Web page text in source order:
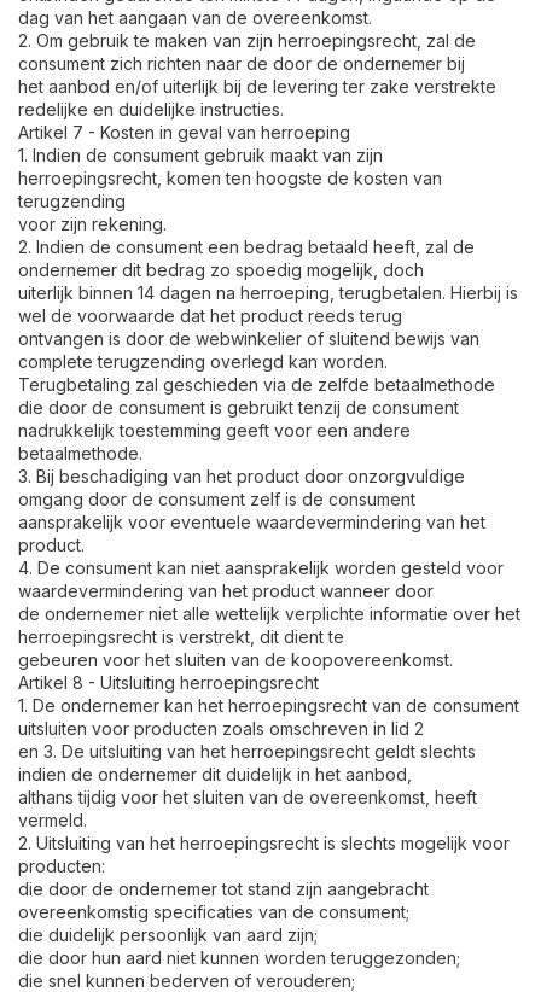
dag van het aangaan van de overeenkomst.
2. Om gebruik te maken van zijn herroepingsrecht, zal de
consument zich richten naar de door de ondernemer bij
het aanbod en/of uiterlijk bij de levering ter zake verstrekte
redelijke en duidelijke instructies.
Artikel 7 - Kosten in geval van herroeping
1. Indien de consument gebruik maakt van zijn
herroepingsrecht, komen ten hoogste de kosten van
terugzending
voor zijn rekening.
2. Indien de consument een bedrag betaald heeft, zal de
ondernemer dit bedrag zo spoedig mogelijk, doch
uiterlijk binnen 14 dagen na herroeping, terugbetalen. Hierbij is
wel de voorwaarde dat het product reeds terug
ontvangen is door de webwinkelier of sluitend bewijs van
complete terugzending overlegd kan worden.
Terugbetaling zal geschieden via de zelfde betaalmethode
die door de consument is gebruikt tenzij de consument
nadrukkelijk toestemming geeft voor een andere
betaalmethode.
3. Bij beschadiging van het product door onzorgvuldige
omgang door de consument zelf is de consument
aansprakelijk voor eventuele waardevermindering van het
product.
4. De consument kan niet aansprakelijk worden gesteld voor
waardevermindering van het product wanneer door
de ondernemer niet alle wettelijk verplichte informatie over het
herroepingsrecht is verstrekt, dit dient te
gebeuren voor het sluiten van de koopovereenkomst.
Artikel 8 - Uitsluiting herroepingsrecht
1. De ondernemer kan het herroepingsrecht van de consument
uitsluiten voor producten zoals omschreven in lid 2
en 3. De uitsluiting van het herroepingsrecht geldt slechts
indien de ondernemer dit duidelijk in het aanbod,
althans tijdig voor het sluiten van de overeenkomst, heeft
vermeld.
2. Uitsluiting van het herroepingsrecht is slechts mogelijk voor
producten:
die door de ondernemer tot stand zijn aangebracht
overeenkomstig specificaties van de consument;
die duidelijk persoonlijk van aard zijn;
die door hun aard niet kunnen worden teruggezonden;
die snel kunnen bederven of verouderen;